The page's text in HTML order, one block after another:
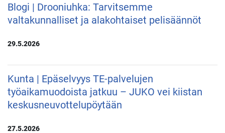
Blogi | Drooniuhka: Tarvitsemme
valtakunnalliset ja alakohtaiset pelisäännöt
29.5.2026
Kunta | Epäselvyys TE-palvelujen
työaikamuodoista jatkuu – JUKO vei kiistan
keskusneuvottelupöytään
27.5.2026